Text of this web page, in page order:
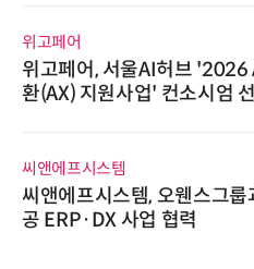
위고페어
위고페어, 서울AI허브 '2026
환(AX) 지원사업' 컨소시엄
씨앤에프시스템
씨앤에프시스템, 오웬스그룹
공 ERP·DX 사업 협력